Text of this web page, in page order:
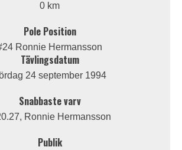
0 km
Pole Position
Ronnie Hermansson
Tävlingsdatum
24 september 1994
Snabbaste varv
Ronnie Hermansson
Publik